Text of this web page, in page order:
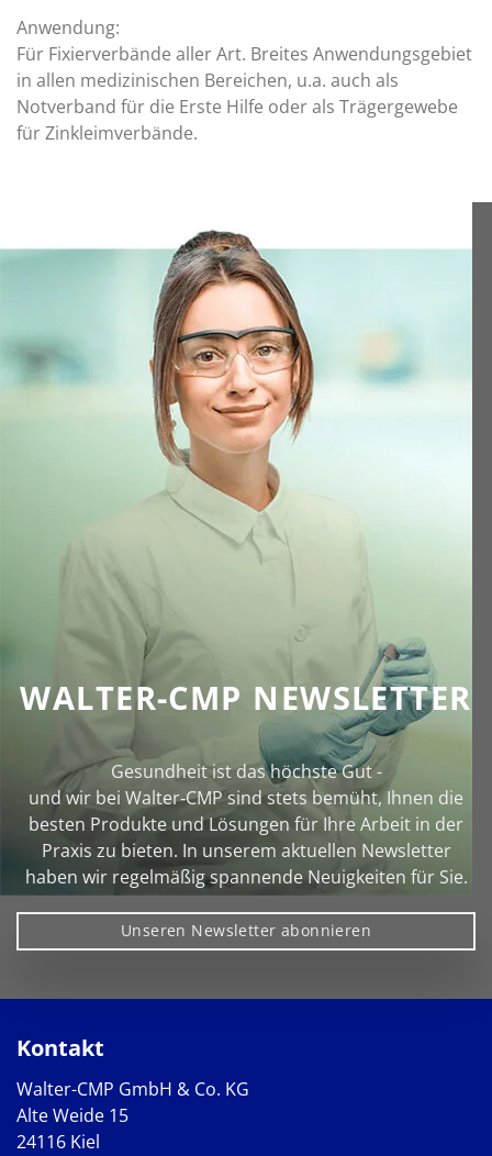
Anwendung:
Für Fixierverbände aller Art. Breites Anwendungsgebiet
in allen medizinischen Bereichen, u.a. auch als
Notverband für die Erste Hilfe oder als Trägergewebe
für Zinkleimverbände.
WALTER-CMP NEWSLETTER
Gesundheit ist das höchste Gut -
und wir bei Walter‑CMP sind stets bemüht, Ihnen die
besten Produkte und Lösungen für Ihre Arbeit in der
Praxis zu bieten. In unserem aktuellen Newsletter
haben wir regelmäßig spannende Neuigkeiten für Sie.
Unseren Newsletter abonnieren
Kontakt
Walter-CMP GmbH & Co. KG
Alte Weide 15
24116 Kiel